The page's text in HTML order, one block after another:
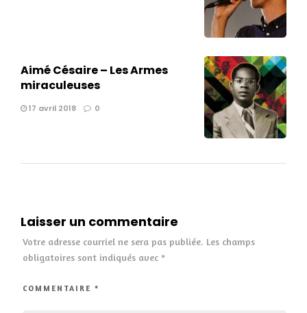
Aimé Césaire – Les Armes
miraculeuses
17 avril 2018 0
Laisser un commentaire
Votre adresse courriel ne sera pas publiée. Les champs
obligatoires sont indiqués avec *
COMMENTAIRE *